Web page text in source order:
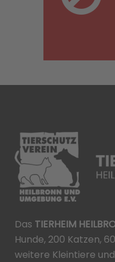
Das TIERHEIM
Hunde, 200 Katzen,
weitere Kleintiere